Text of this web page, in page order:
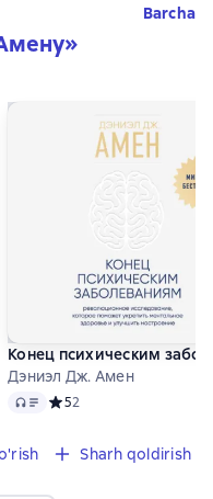
»
Barcha
которые
Конец психическим
Дэниэл Дж. Амен
Audio Средний рейтинг 5 на
52
Sharh qoldirish